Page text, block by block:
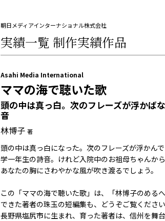
朝日メディアインターナショナル株式会社
実績一覧 制作実績作品
Asahi Media International
ママの海で聴いた歌
頭の中は真っ白。次のフレーズが浮か
音
林博子 著
頭の中は真っ白になった。次のフレーズが浮か
学一年生の詩音。けれど入院中のお祖母ちゃん
あなたの胸にさわやかな風が吹き渡るでしょう。
この「ママの海で聴いた歌」は、「林博子のめる
できた著者の珠玉の短編集も、どうぞご覧ください
長野県塩尻市に生まれ、育った著者は、信州を舞